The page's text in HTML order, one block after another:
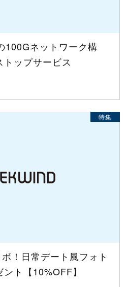
100Gネットワーク構
ップサービス
特集
！日常デート風フォト
ト【10%OFF】